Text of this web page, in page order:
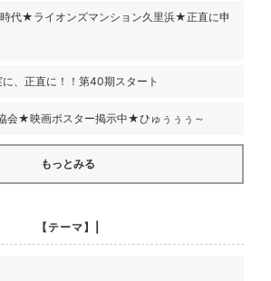
代★ライオンズマンション久里浜★正直に申
、正直に！！第40期スタート
会★映画ポスター掲示中★ひゅぅぅぅ～
もっとみる
【テーマ】|